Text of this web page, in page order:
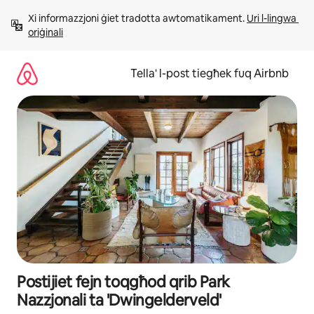
għall-
kontenut
Xi informazzjoni ġiet tradotta awtomatikament. Uri l-lingwa
oriġinali
Tella' l-post tiegħek fuq Airbnb
Postijiet fejn toqgħod qrib Park
Nazzjonali ta 'Dwingelderveld'